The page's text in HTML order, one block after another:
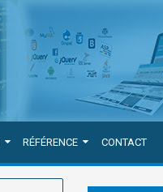
RÉFÉRENCE CONTACT